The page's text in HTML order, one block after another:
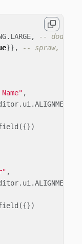
. LARGE,
-- dodaj
}},
-- spraw, by
,
. ui .ALIGNMENT
({})
,
. ui .ALIGNMENT
({})